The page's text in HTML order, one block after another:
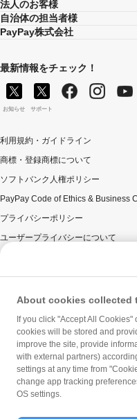
法人のお客様
自治体の担当者様
PayPay株式会社
最新情報をチェック！
お知らせ サポート
利用規約・ガイドライン
商標・登録商標について
ソフトバンク人権ポリシー
PayPay Code of Ethics & Business
プライバシーポリシー
ユーザープライバシーについて
ウェブサイト利用規約
反社会的勢力に対する方針
勧誘方針
マネロン等基本方針
カスタマーハラスメントに関する当
About cookies collected
If you click "Accept All
cookies will be stored and
improve the site, provide
with external partners)
settings at any time from
change app tracking
OS settings.